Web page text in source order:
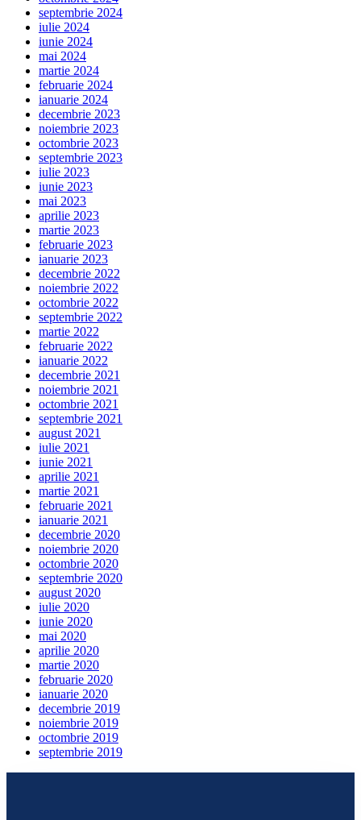
septembrie 2024
iulie 2024
iunie 2024
mai 2024
martie 2024
februarie 2024
ianuarie 2024
decembrie 2023
noiembrie 2023
octombrie 2023
septembrie 2023
iulie 2023
iunie 2023
mai 2023
aprilie 2023
martie 2023
februarie 2023
ianuarie 2023
decembrie 2022
noiembrie 2022
octombrie 2022
septembrie 2022
martie 2022
februarie 2022
ianuarie 2022
decembrie 2021
noiembrie 2021
octombrie 2021
septembrie 2021
august 2021
iulie 2021
iunie 2021
aprilie 2021
martie 2021
februarie 2021
ianuarie 2021
decembrie 2020
noiembrie 2020
octombrie 2020
septembrie 2020
august 2020
iulie 2020
iunie 2020
mai 2020
aprilie 2020
martie 2020
februarie 2020
ianuarie 2020
decembrie 2019
noiembrie 2019
octombrie 2019
septembrie 2019